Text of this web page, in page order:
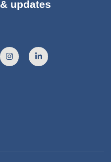
& updates